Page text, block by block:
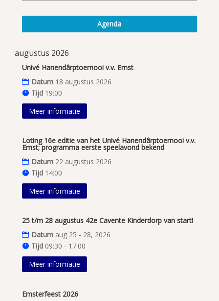
Agenda
augustus 2026
Univé Hanendârptoernooi v.v. Emst
Datum 18 augustus 2026
Tijd 19:00
Meer informatie
Loting 16e editie van het Univé Hanendârptoernooi v.v.
Emst; programma eerste speelavond bekend
Datum 22 augustus 2026
Tijd 14:00
Meer informatie
25 t/m 28 augustus 42e Cavente Kinderdorp van start!
Datum aug 25 - 28, 2026
Tijd 09:30 - 17:00
Meer informatie
Emsterfeest 2026